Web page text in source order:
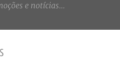
e notícias...